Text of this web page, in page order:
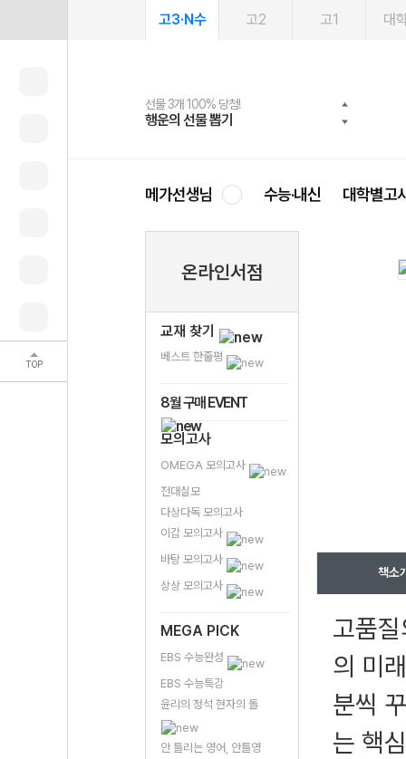
TOP
고3·N수 고2 고1 대
선물 3개 100% 당첨!
행운의 선물 뽑기
선물 100% 증정!
메가스터디 X 올리브
여름방학 스터디 캐시백
메가런 썸머스쿨
2027 러셀 단과
강사 공개선발
스마트러닝앱
설문 EVENT
메가패스
3일 무료 체험권
메가패스 수강생 무료혜택!
메가클럽 멤버십
사회공헌 캠페인
희망이룸 메가나눔
메가선생님 수능·내신 대학별고
온라인서점
교재 찾기
베스트 한줄평
8월 구매 EVENT
모의고사
OMEGA 모의고사
전대실모
다상다독 모의고사
이감 모의고사
바탕 모의고사
상상 모의고사
MEGA PICK
EBS 수능완성
EBS 수능특강
윤리의 정석 현자의 돌
안 틀리는 영어, 안틀영
책소
고품
의 미
분씩
는 핵